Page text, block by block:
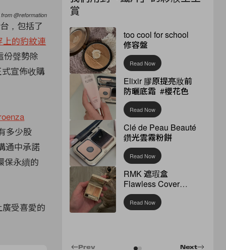
@reformation
，包括了
上的豹紋連
份聲勢除
宣佈收購
多少股
通中承諾
保永續的
受喜愛的
賞
too cool for school
修容盤
Read Now
Elixir 膠原提亮妝前
防曬底霜 #櫻花色
Read Now
Clé de Peau Beauté
鑽光雲霧粉餅
Read Now
RMK 遮瑕盒
Flawless Cover
Concealer
Read Now
Next
Prev